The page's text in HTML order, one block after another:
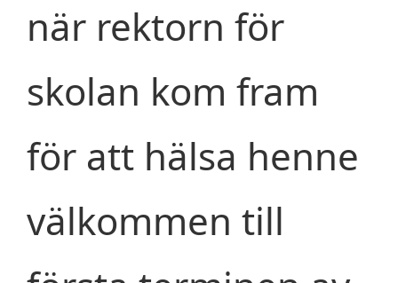
när rektorn för
skolan kom fram
för att hälsa henne
välkommen till